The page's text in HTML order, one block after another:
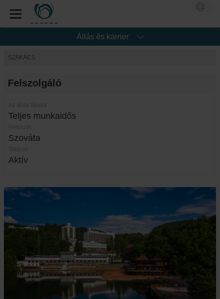
Állás és karrier
SZAKÁCS
Felszolgáló
Teljes munkaidős
Szováta
Aktív